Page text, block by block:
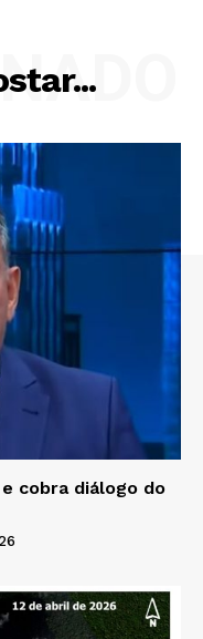
cobra diálogo do